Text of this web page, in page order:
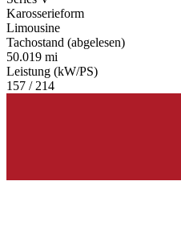
Karosserieform
Limousine
Tachostand (abgelesen)
50.019 mi
Leistung (kW/PS)
157 / 214